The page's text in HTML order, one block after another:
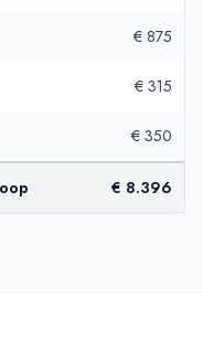
€ 875
€ 315
€ 350
€ 8.396